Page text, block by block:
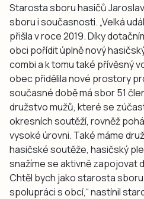
Starosta sboru hasičů
sboru i současnosti. „Velká
přišla v roce 2019. Díky
obci pořídit úplně nový
combi a k tomu také přívěsný
obec přidělila nové prostory
současné době má sbor 51
družstvo mužů, které se
okresních soutěží, rovněž
vysoké úrovni. Také máme
hasičské soutěže, hasičský
snažíme se aktivně zapojovat
Chtěl bych jako starosta
spolupráci s obcí,“ nastínil